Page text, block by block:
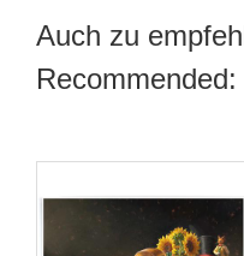
Auch zu
Recommended: